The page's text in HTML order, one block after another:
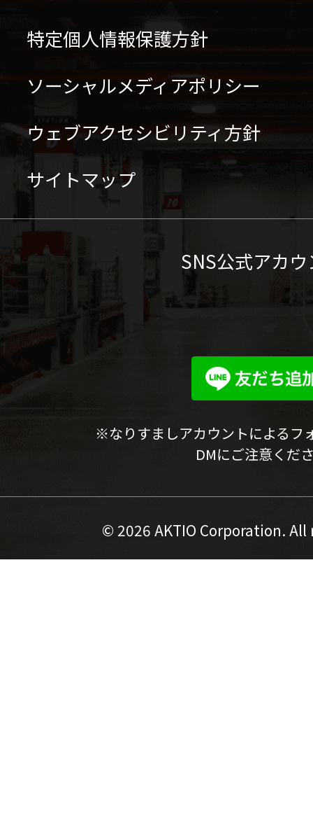
特定個人情報保護方針
ソーシャルメディアポリシー
ウェブアクセシビリティ方針
サイトマップ
SNS公式アカ
※なりすましアカウントによるフ
DMにご注意くだ
© 2026 AKTIO Corporation.